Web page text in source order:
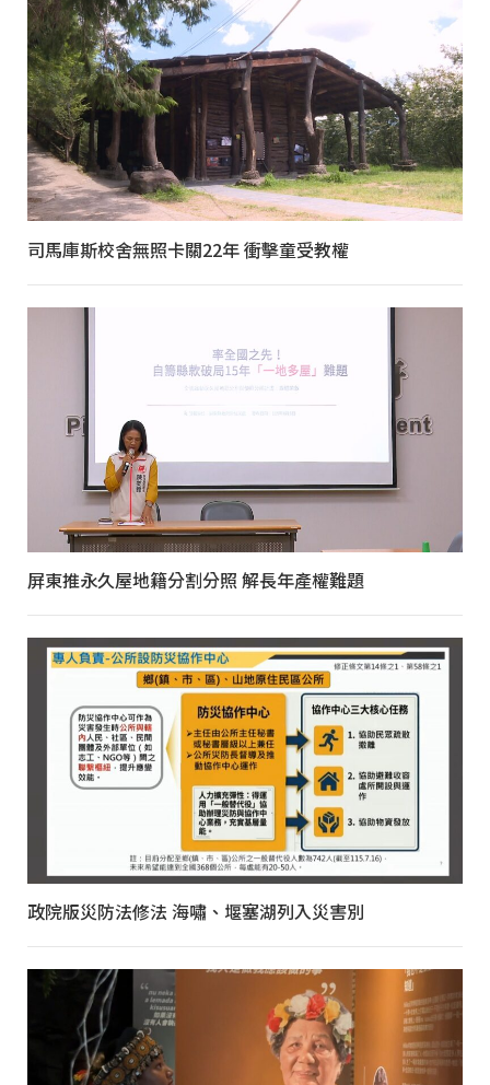
司馬庫斯校舍無照卡關22年 衝擊童受教權
屏東推永久屋地籍分割分照 解長年產權難題
政院版災防法修法 海嘯、堰塞湖列入災害別